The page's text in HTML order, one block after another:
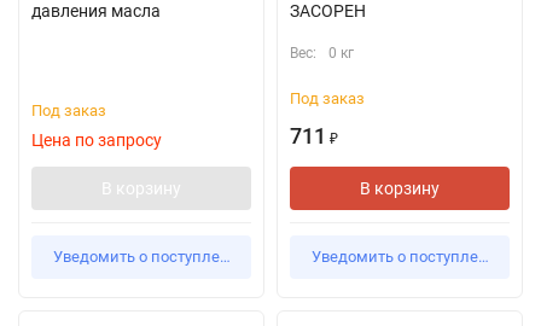
давления масла
Под заказ
Цена по запросу
В корзину
Уведомить о поступлении
ЗАСОРЕН
Вес: 0 кг
Под заказ
711 ₽
В корзину
Уведомить о поступлении